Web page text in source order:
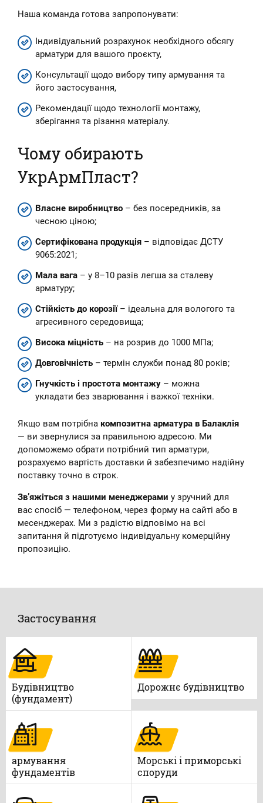
Наша команда готова запропонувати:
Індивідуальний розрахунок необхідного обсягу
арматури для вашого проєкту,
Консультації щодо вибору типу армування та
його застосування,
Рекомендації щодо технології монтажу,
зберігання та різання матеріалу.
Чому обирають
УкрАрмПласт?
Власне виробництво – без посередників, за
чесною ціною;
Сертифікована продукція – відповідає ДСТУ
9065:2021;
Мала вага – у 8–10 разів легша за сталеву
арматуру;
Стійкість до корозії– ідеальна для вологого та
агресивного середовища;
Висока міцність – на розрив до 1000 МПа;
Довговічність – термін служби понад 80 років;
Гнучкість і простота монтажу – можна
укладати без зварювання і важкої техніки.
Якщо вам потрібна композитна арматура в Балаклія
— ви звернулися за правильною адресою. Ми
допоможемо обрати потрібний тип арматури,
розрахуємо вартість доставки й забезпечимо надійну
поставку точно в строк.
Зв’яжіться з нашими менеджерами у зручний для
вас спосіб — телефоном, через форму на сайті або в
месенджерах. Ми з радістю відповімо на всі
запитання й підготуємо індивідуальну комерційну
пропозицію.
Застосування
Будівництво
(фундамент)
Дорожнє будівництво
армування
фундаментів
Морські і приморські
споруди